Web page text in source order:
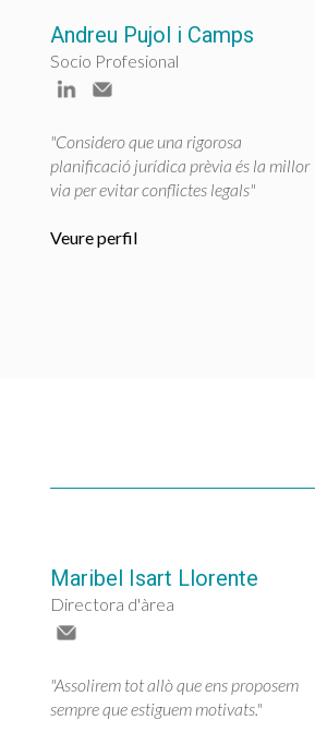
Andreu Pujol i Camps
Socio Profesional
"Considero que una rigorosa
planificació jurídica prèvia és la millor
via per evitar conflictes legals"
Veure perfil
Maribel Isart Llorente
Directora d'àrea
"Assolirem tot allò que ens proposem
sempre que estiguem motivats."